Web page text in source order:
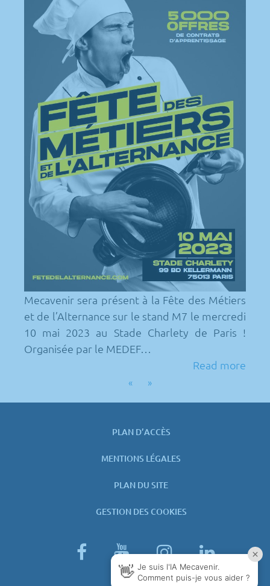
Mecavenir sera présent à la Fête des Métiers
et de l’Alternance sur le stand M7 le mercredi
10 mai 2023 au Stade Charlety de Paris !
Organisée par le MEDEF…
Read more
« »
PLAN D’ACCÈS
MENTIONS LÉGALES
PLAN DU SITE
GESTION DES COOKIES
facebookyoutubeinstagram